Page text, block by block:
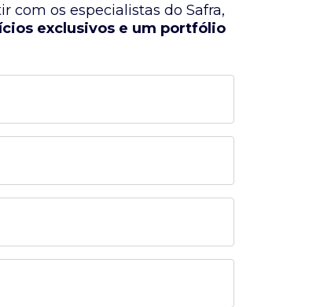
com os especialistas do Safra,
exclusivos e um portfólio